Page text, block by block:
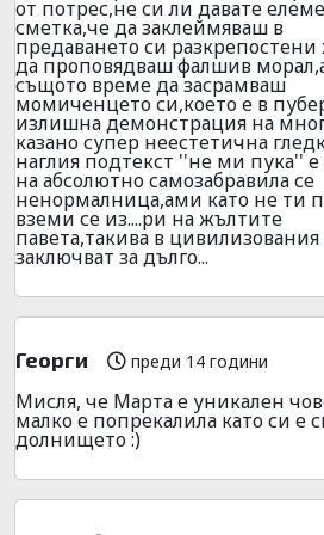
от потрес,не си ли давате
сметка,че да заклеймяваш в
предаването си
да проповядваш фалшив
същото време да засрамваш
момиченцето си,което е в
излишна демонстрация на
казано супер неестетична
наглия подтекст ''не ми пука'' е
на абсолютно самозабравила се
ненормалница,ами като не ти
вземи се из....ри на жълтите
павета,такива в цивилизования
заключват за дълго...
Георги преди 14 години
Мисля, че Марта е уникален
малко е попрекалила като си е
долнището :)